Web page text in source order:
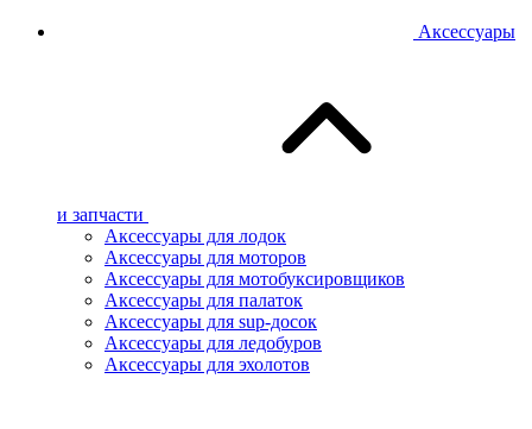
Аксессуары
и запчасти
Аксессуары для лодок
Аксессуары для моторов
Аксессуары для мотобуксировщиков
Аксессуары для палаток
Аксессуары для sup-досок
Аксессуары для ледобуров
Аксессуары для эхолотов